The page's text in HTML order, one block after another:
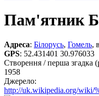
Пам'ятник
Адреса: Білорусь, Гомель,
GPS: 52.431401 30.976033
Створення / перша згадка
1958
Джерело:
http://uk.wikipedia.org/wiki/